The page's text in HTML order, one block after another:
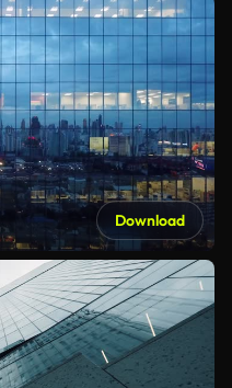
Download